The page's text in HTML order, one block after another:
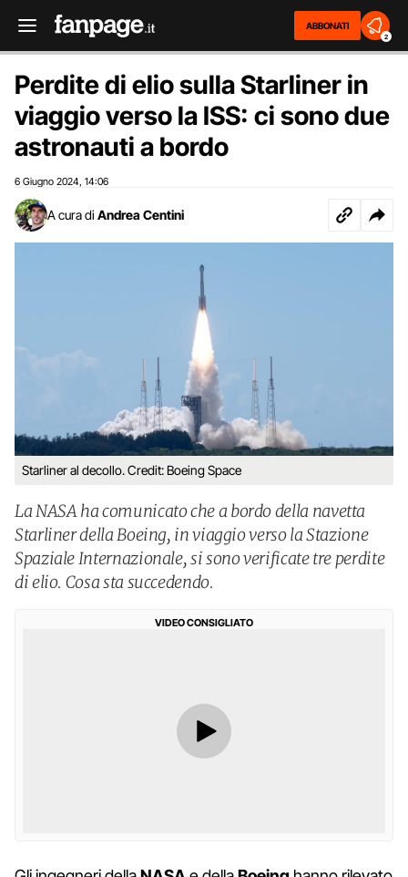
ABBONATI
2
Perdite di elio sulla Starliner in
viaggio verso la ISS: ci sono due
astronauti a bordo
6 Giugno 2024 14:06
A cura di Andrea Centini
Starliner al decollo. Credit: Boeing Space
La NASA ha comunicato che a bordo della navetta
Starliner della Boeing, in viaggio verso la Stazione
Spaziale Internazionale, si sono verificate tre perdite
di elio. Cosa sta succedendo.
VIDEO CONSIGLIATO